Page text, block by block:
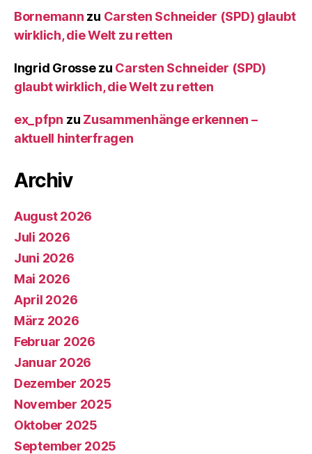
Bornemann zu Carsten Schneider (SPD) glaubt
wirklich, die Welt zu retten
Ingrid Grossezu Carsten Schneider (SPD)
glaubt wirklich, die Welt zu retten
ex_pfpn zu Zusammenhänge erkennen –
aktuell hinterfragen
Archiv
August 2026
Juli 2026
Juni 2026
Mai 2026
April 2026
März 2026
Februar 2026
Januar 2026
Dezember 2025
November 2025
Oktober 2025
September 2025